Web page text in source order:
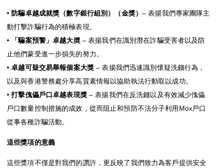
Mox FX
Mox特色一覽
• 防騙卓越成就獎（數字銀行組別）（金獎） – 表揚我們專家團隊主
動打擊詐騙行為的積極表現。
•
「騙案預警」卓越大奬– 表揚我們在識別潛在詐騙受害者以及防
止他們蒙受進一步損失的努力。
•卓越可疑交易舉報個案大獎– 表揚我們迅速識別懷疑洗錢行為，
以及與香港警務處分享高質素情報以協助執法行動取以成功。
•打擊傀儡戶口卓越表現獎– 表揚我們在反洗錢以及有效減少傀儡
戶口數量控制措施的成效，從而阻止和預防不法分子利用Mox戶口
從事各種詐騙活動。
這些獎項的意義
這些獎項不僅是對我們的讚許，更反映了我們致力為客戶提供安全